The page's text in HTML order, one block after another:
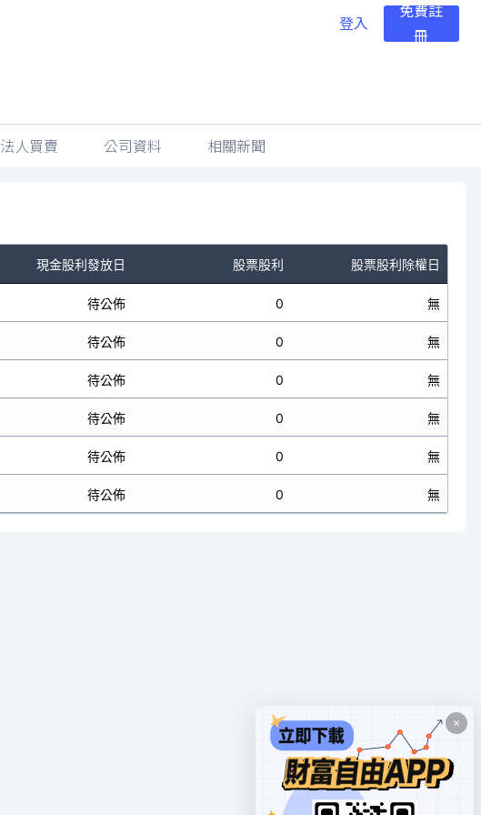
登入
免費註
冊
法人買賣 公司資料 相關新聞
現金股利發放日 股票股利 股票股利除權日
待公佈 0 無
待公佈 0 無
待公佈 0 無
待公佈 0 無
待公佈 0 無
待公佈 0 無